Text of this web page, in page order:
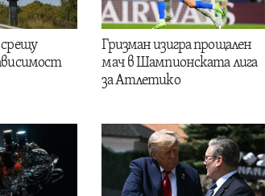
Гризман изигра прощален
мач в Шампионската лига
за Атлетико